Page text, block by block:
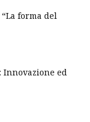
forma del
Innovazione ed